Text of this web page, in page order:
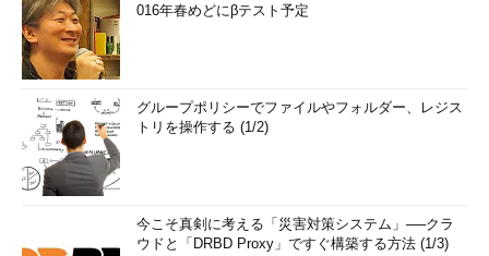
016年春めどにβテスト予定
グループポリシーでファイルやフォルダー、レジス
トリを操作する (1/2)
今こそ真剣に考える「災害対策システム」──クラ
ウドと「DRBD Proxy」ですぐ構築する方法 (1/3)